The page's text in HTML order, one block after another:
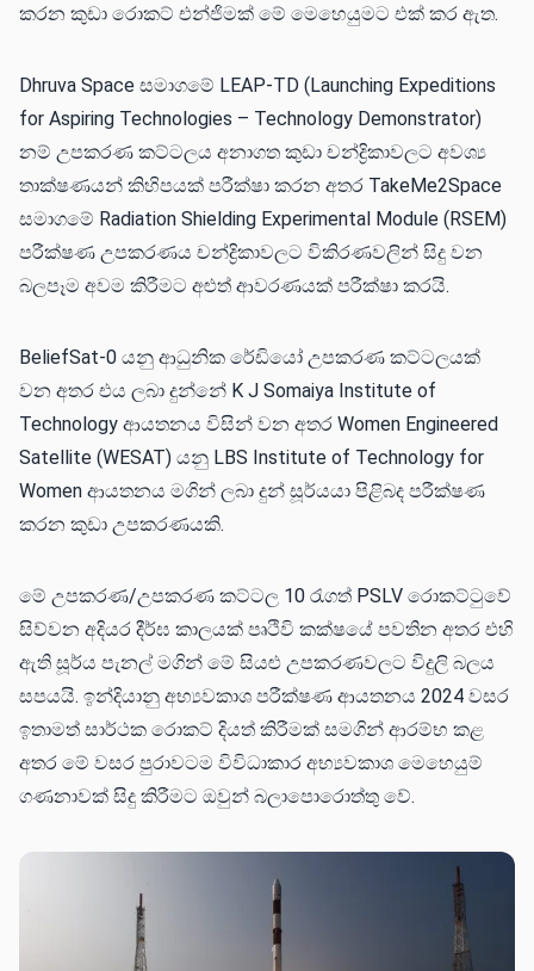
කරන කුඩා රොකට් එන්ජිමක් මේ මෙහෙයුමට එක් කර ඇත.
Dhruva Space සමාගමේ LEAP-TD (Launching Expeditions
for Aspiring Technologies – Technology Demonstrator)
නම් උපකරණ කට්ටලය අනාගත කුඩා චන්ද්‍රිකාවලට අවශ්‍ය
තාක්ෂණයන් කිහිපයක් පරීක්ෂා කරන අතර TakeMe2Space
සමාගමේ Radiation Shielding Experimental Module (RSEM)
පරීක්ෂණ උපකරණය චන්ද්‍රිකාවලට විකිරණවලින් සිදු වන
බලපෑම අවම කිරීමට අළුත් ආවරණයක් පරීක්ෂා කරයි.
BeliefSat-0 යනු ආධුනික රේඩියෝ උපකරණ කට්ටලයක්
වන අතර එය ලබා දුන්නේ K J Somaiya Institute of
Technology ආයතනය විසින් වන අතර Women Engineered
Satellite (WESAT) යනු LBS Institute of Technology for
Women ආයතනය මගින් ලබා දුන් සූර්යයා පිළිබද පරීක්ෂණ
කරන කුඩා උපකරණයකි.
මේ උපකරණ/උපකරණ කට්ටල 10 රැගත් PSLV රොකට්ටුවේ
සිව්වන අදියර දීර්ඝ කාලයක් පෘථිවි කක්ෂයේ පවතින අතර එහි
ඇති සූර්ය පැනල් මගින් මේ සියළු උපකරණවලට විදුලි බලය
සපයයි. ඉන්දියානු අභ්‍යවකාශ පරීක්ෂණ ආයතනය 2024 වසර
ඉතාමත් සාර්ථක රොකට් දියත් කිරීමක් සමගින් ආරම්භ කළ
අතර මේ වසර පුරාවටම විවිධාකාර අභ්‍යවකාශ මෙහෙයුම්
ගණනාවක් සිදු කිරීමට ඔවුන් බලාපොරොත්තු වේ.